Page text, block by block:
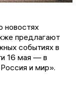
новостях
предлагают
событиях в
16 мая — в
и мир».